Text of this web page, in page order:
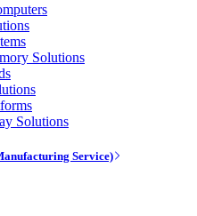
Solutions
Solutions
Service)